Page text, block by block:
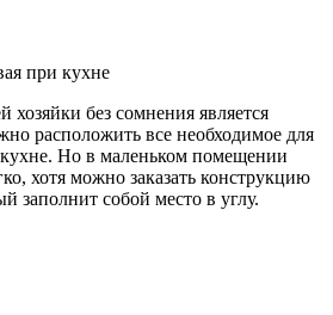
при кухне
без сомнения является
расположить все необходимое для
Но в маленьком помещении
хотя можно заказать конструкцию
заполнит собой место в углу.